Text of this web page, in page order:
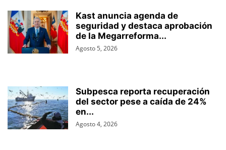
Kast anuncia agenda de
seguridad y destaca aprobación
de la Megarreforma...
Agosto 5, 2026
Subpesca reporta recuperación
del sector pese a caída de 24%
en...
Agosto 4, 2026